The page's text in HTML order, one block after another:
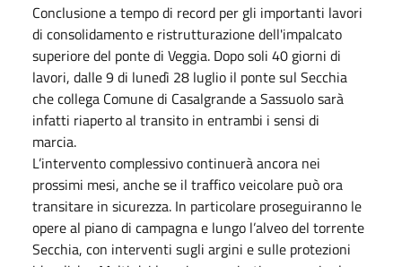
Conclusione a tempo di record per gli importanti lavori
di consolidamento e ristrutturazione dell'impalcato
superiore del ponte di Veggia. Dopo soli 40 giorni di
lavori, dalle 9 di lunedì 28 luglio il ponte sul Secchia
che collega Comune di Casalgrande a Sassuolo sarà
infatti riaperto al transito in entrambi i sensi di
marcia.
L’intervento complessivo continuerà ancora nei
prossimi mesi, anche se il traffico veicolare può ora
transitare in sicurezza. In particolare proseguiranno le
opere al piano di campagna e lungo l’alveo del torrente
Secchia, con interventi sugli argini e sulle protezioni